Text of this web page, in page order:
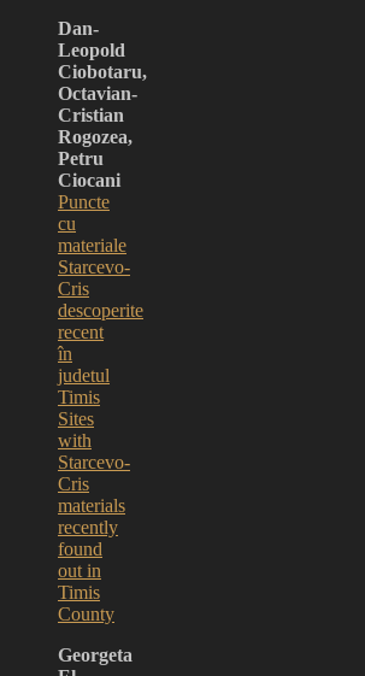
Dan-
Leopold
Ciobotaru,
Octavian-
Cristian
Rogozea,
Petru
Ciocani
Puncte
cu
materiale
Starcevo-
Cris
descoperite
recent
în
judetul
Timis
Sites
with
Starcevo-
Cris
materials
recently
found
out in
Timis
County
Georgeta